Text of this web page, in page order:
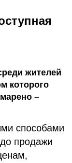
жителей
которого
–
способами
продажи